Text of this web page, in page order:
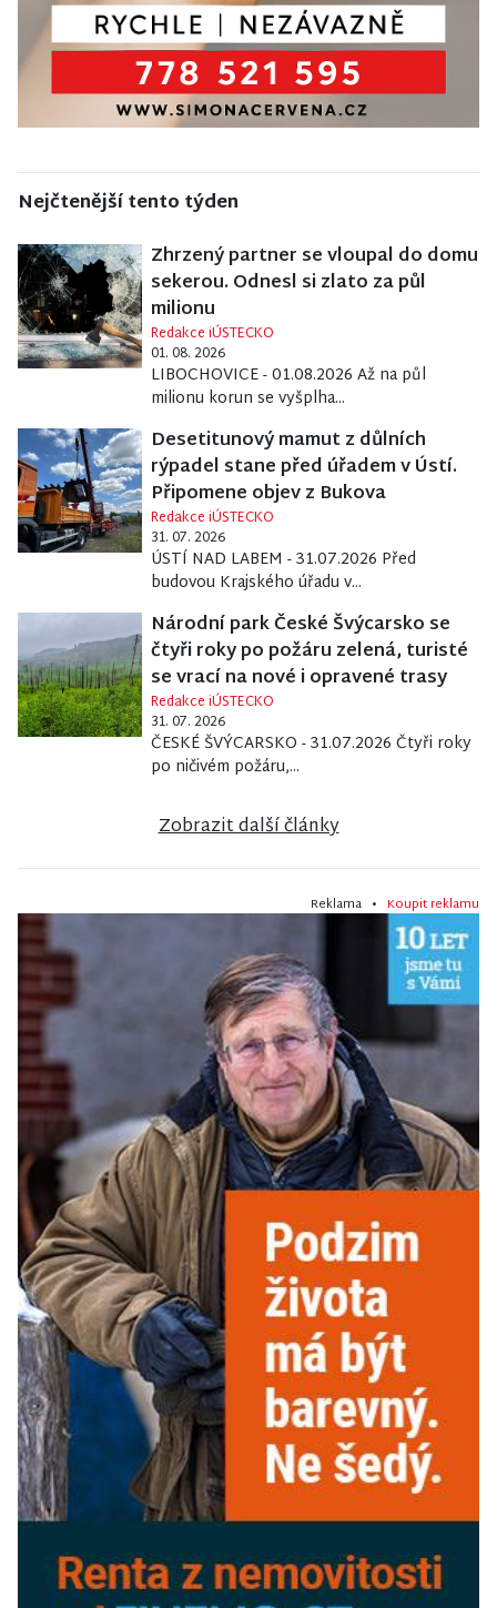
Nejčtenější tento týden
Zhrzený partner se vloupal do domu
sekerou. Odnesl si zlato za půl
milionu
Redakce iÚSTECKO
01. 08. 2026
LIBOCHOVICE - 01.08.2026 Až na půl
milionu korun se vyšplha...
Desetitunový mamut z důlních
rýpadel stane před úřadem v Ústí.
Připomene objev z Bukova
Redakce iÚSTECKO
31. 07. 2026
ÚSTÍ NAD LABEM - 31.07.2026 Před
budovou Krajského úřadu v...
Národní park České Švýcarsko se
čtyři roky po požáru zelená, turisté
se vrací na nové i opravené trasy
Redakce iÚSTECKO
31. 07. 2026
ČESKÉ ŠVÝCARSKO - 31.07.2026 Čtyři roky
po ničivém požáru,...
Zobrazit další články
Reklama • Koupit reklamu